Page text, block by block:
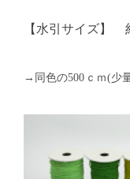
【水引サイズ】
→同色の500ｃｍ(少